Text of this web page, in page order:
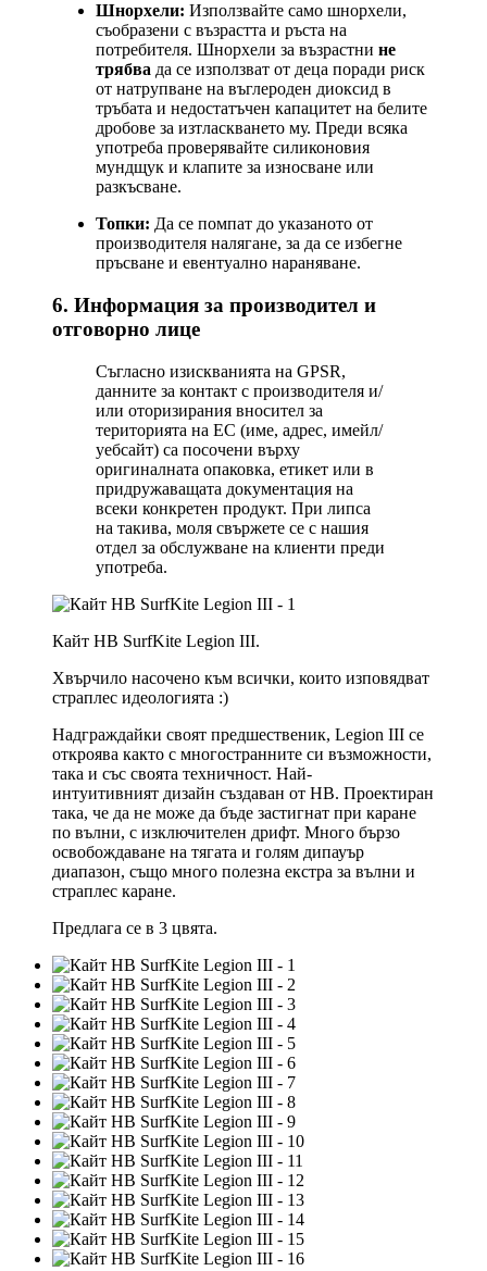
Шнорхели: Използвайте само шнорхели,
съобразени с възрастта и ръста на
потребителя. Шнорхели за възрастни не
трябва да се използват от деца поради риск
от натрупване на въглероден диоксид в
тръбата и недостатъчен капацитет на белите
дробове за изтласкването му. Преди всяка
употреба проверявайте силиконовия
мундщук и клапите за износване или
разкъсване.
Топки: Да се помпат до указаното от
производителя налягане, за да се избегне
пръсване и евентуално нараняване.
6. Информация за производител и
отговорно лице
Съгласно изискванията на GPSR,
данните за контакт с производителя и/
или оторизирания вносител за
територията на ЕС (име, адрес, имейл/
уебсайт) са посочени върху
оригиналната опаковка, етикет или в
придружаващата документация на
всеки конкретен продукт. При липса
на такива, моля свържете се с нашия
отдел за обслужване на клиенти преди
употреба.
Кайт HB SurfKite Legion III.
Хвърчило насочено към всички, които изповядват
страплес идеологията :)
Надграждайки своят предшественик, Legion III се
откроява както с многостранните си възможности,
така и със своята техничност. Най-
интуитивният дизайн създаван от HB. Проектиран
така, че да не може да бъде застигнат при каране
по вълни, с изключителен дрифт. Много бързо
освобождаване на тягата и голям дипауър
диапазон, също много полезна екстра за вълни и
страплес каране.
Предлага се в 3 цвята.